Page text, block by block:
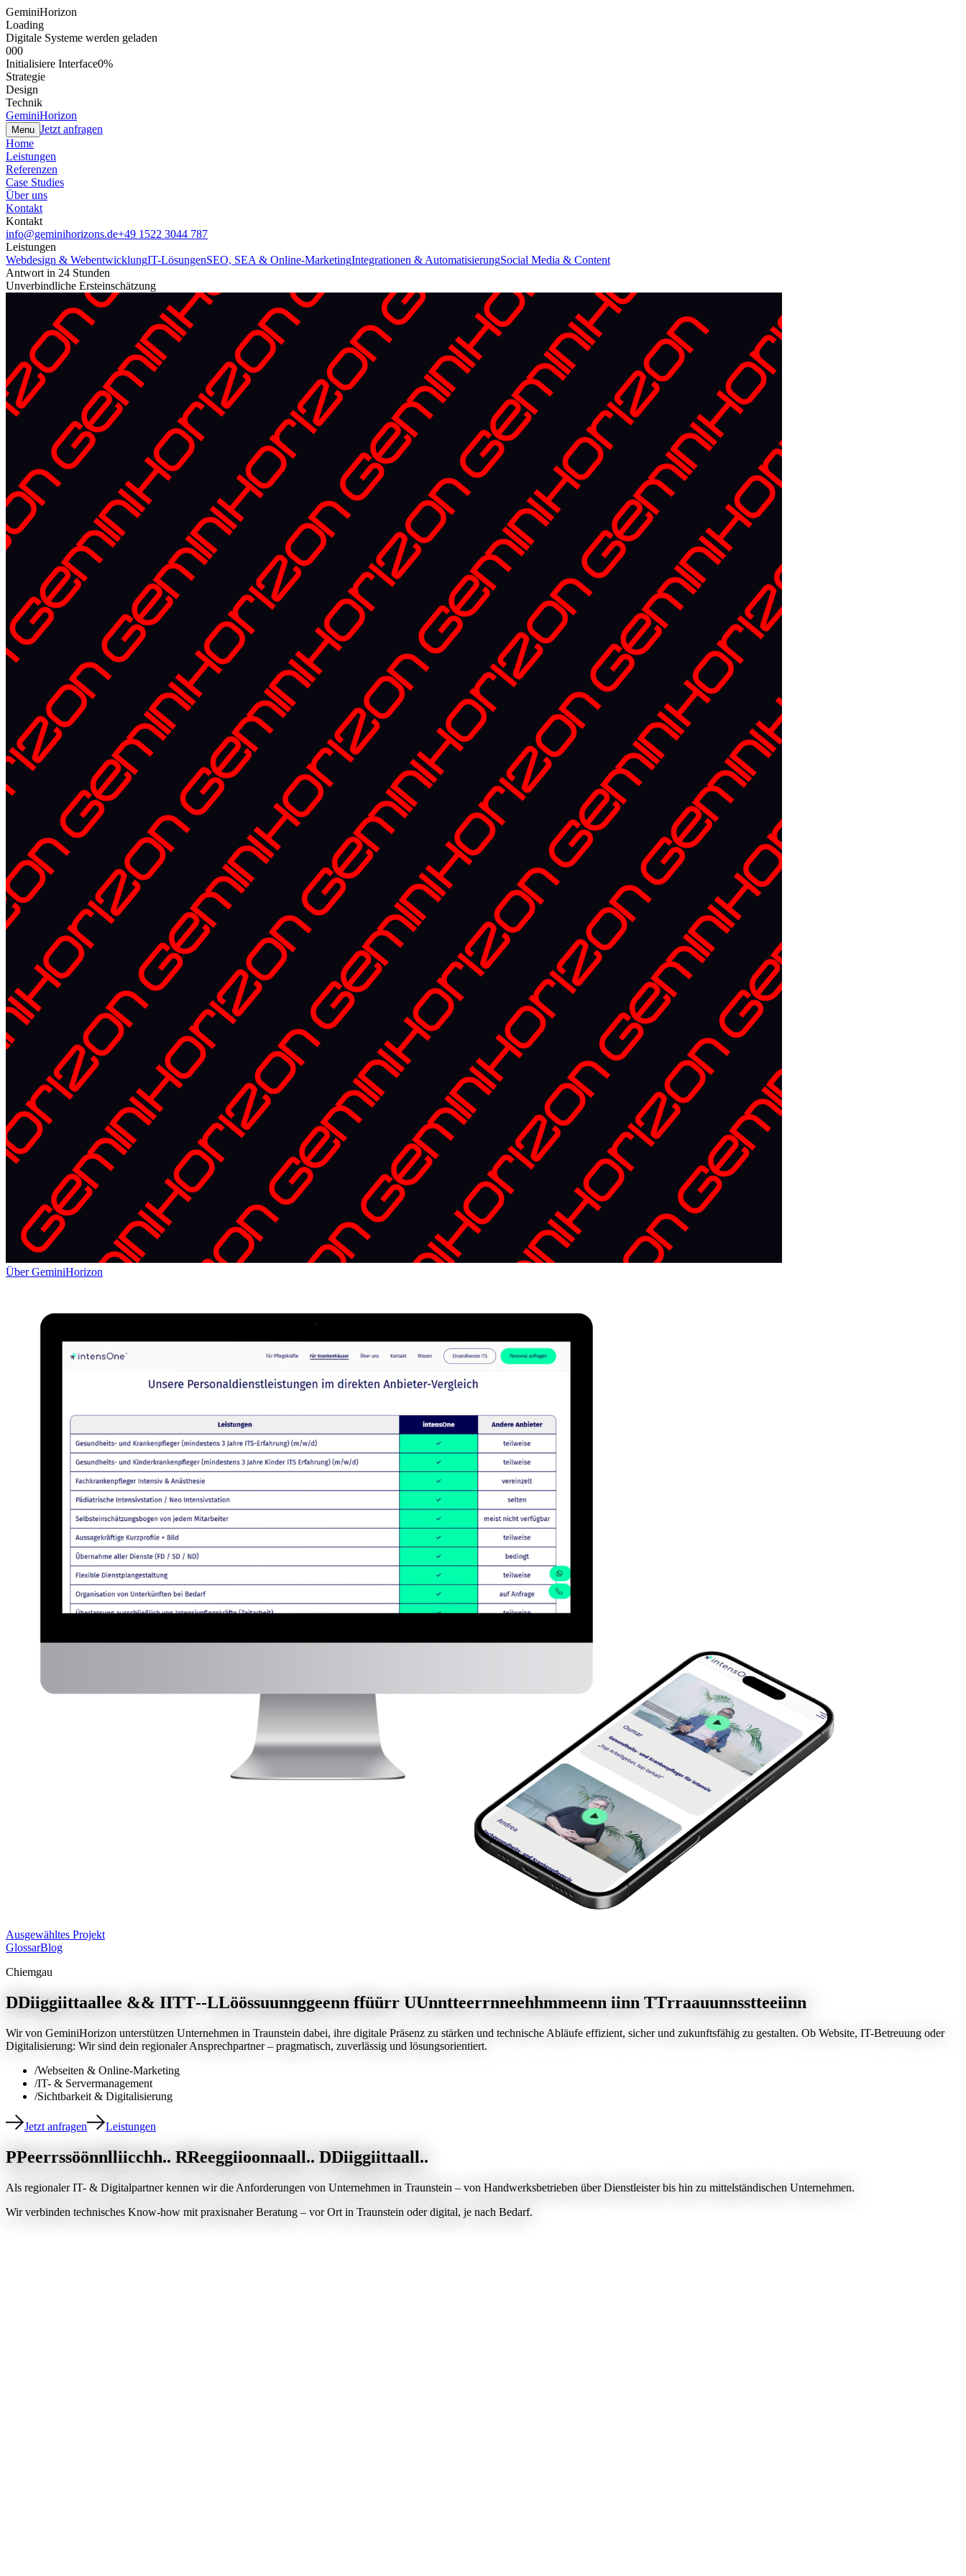
GeminiHorizon
Loading
Digitale Systeme werden geladen
000
Initialisiere Interface0%
Strategie
Design
Technik
GeminiHorizon
Menu Jetzt anfragen
Home
Leistungen
Referenzen
Case Studies
Über uns
Kontakt
Kontakt
info@geminihorizons.de+49 1522 3044 787
Leistungen
Webdesign & WebentwicklungIT-LösungenSEO, SEA & Online-MarketingIntegrationen & AutomatisierungSocial Media & Content
Antwort in 24 Stunden
Unverbindliche Ersteinschätzung
Über GeminiHorizon
Ausgewähltes Projekt
GlossarBlog
Chiemgau
DDiiggiittaallee && IITT--LLöössuunnggeenn ffüürr UUnntteerrnneehhmmeenn iinn TTrraauunnsstteeiinn
Wir von GeminiHorizon unterstützen Unternehmen in Traunstein dabei, ihre digitale Präsenz zu stärken und technische Abläufe effizient, sicher und zukunftsfähig zu gestalten. Ob Website, IT-Betreuung oder
Digitalisierung: Wir sind dein regionaler Ansprechpartner – pragmatisch, zuverlässig und lösungsorientiert.
/Webseiten & Online-Marketing
/IT- & Servermanagement
/Sichtbarkeit & Digitalisierung
Jetzt anfragen Leistungen
PPeerrssöönnlliicchh.. RReeggiioonnaall.. DDiiggiittaall..
Als regionaler IT- & Digitalpartner kennen wir die Anforderungen von Unternehmen in Traunstein – von Handwerksbetrieben über Dienstleister bis hin zu mittelständischen Unternehmen.
Wir verbinden technisches Know-how mit praxisnaher Beratung – vor Ort in Traunstein oder digital, je nach Bedarf.